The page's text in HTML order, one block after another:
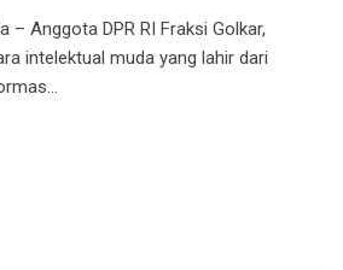
– Anggota DPR RI Fraksi Golkar,
intelektual muda yang lahir dari